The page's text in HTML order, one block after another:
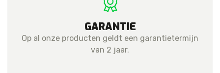
GARANTIE
Op al onze producten geldt een garantietermijn
van 2 jaar.